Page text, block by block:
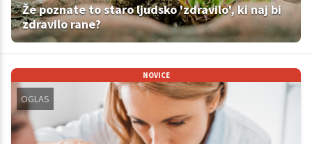
Že poznate to staro ljudsko 'zdravilo', ki naj bi
zdravilo rane?
NOVICE
OGLAS